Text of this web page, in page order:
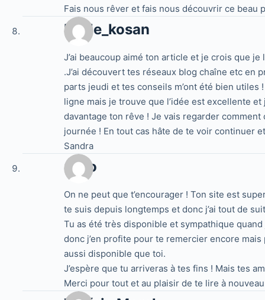
Fais nous rêver et fais nous découvrir ce beau
Melle_kosan
J’ai beaucoup aimé ton article et je crois que
.J’ai découvert tes réseaux blog chaîne etc en
parts jeudi et tes conseils m’ont été bien utiles
ligne mais je trouve que l’idée est excellente
davantage ton rêve ! Je vais regarder
journée ! En tout cas hâte de te voir continuer
Sandra
Caro
On ne peut que t’encourager ! Ton site est
te suis depuis longtemps et donc j’ai tout de
Tu as été très disponible et sympathique
donc j’en profite pour te remercier encore
aussi disponible que toi.
J’espère que tu arriveras à tes fins ! Mais tes
Merci pour tout et au plaisir de te lire à